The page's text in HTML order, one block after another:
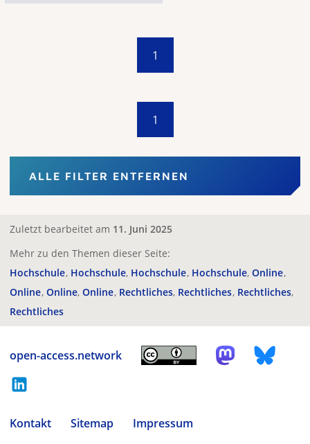
1
1
ALLE FILTER ENTFERNEN
Zuletzt bearbeitet am 11. Juni 2025
Mehr zu den Themen dieser Seite:
Hochschule Hochschule Hochschule Hochschule Online
Online Online Online Rechtliches Rechtliches Rechtliches
Rechtliches
open-access.network
Kontakt Sitemap
Impressum